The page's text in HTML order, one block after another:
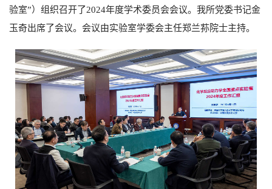
验室”）组织召开了2024年度学术委员会会议。我所党委书记金
玉奇出席了会议。会议由实验室学委会主任郑兰荪院士主持。